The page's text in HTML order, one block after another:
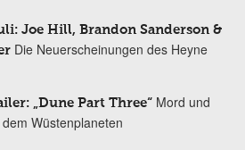
Joe Hill, Brandon Sanderson &
Die Neuerscheinungen des Heyne
„Dune Part Three“ Mord und
Wüstenplaneten